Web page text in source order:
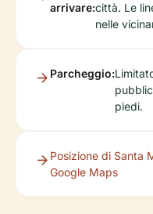
arrivare:città. Le
nelle
Parcheggio:
piedi.
Posizione di Santa
Google Maps